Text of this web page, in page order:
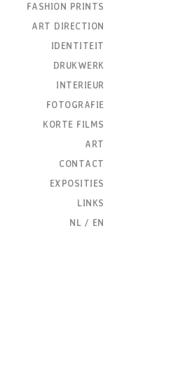
FASHION PRINTS
ART DIRECTION
IDENTITEIT
DRUKWERK
INTERIEUR
FOTOGRAFIE
KORTE FILMS
ART
CONTACT
EXPOSITIES
LINKS
NL / EN